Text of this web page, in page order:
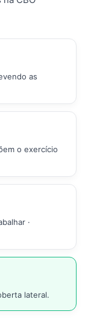
as
o exercício
·
lateral.